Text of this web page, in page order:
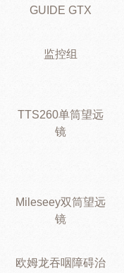
GUIDE GTX
监控组
TTS260单筒望远
镜
Mileseey双筒望远
镜
欧姆龙吞咽障碍治